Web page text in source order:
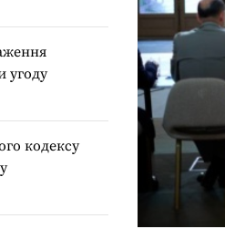
угоду
кодексу